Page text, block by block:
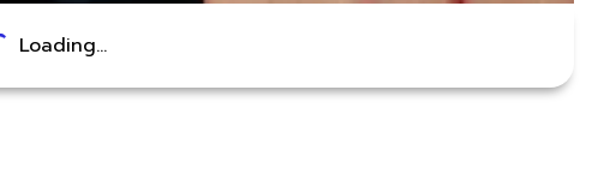
Loading...